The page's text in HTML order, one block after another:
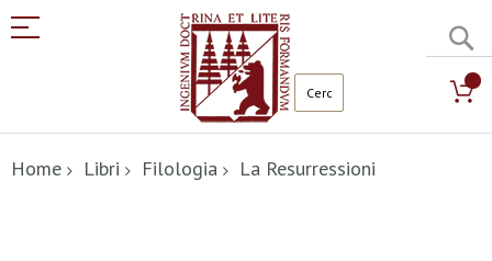
al
contenuto
Home Libri Filologia La Resurressioni